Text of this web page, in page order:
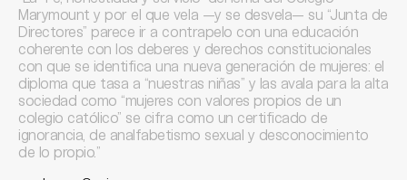
Marymount y por el que vela —y se desvela— su “Junta de
Directores” parece ir a contrapelo con una educación
coherente con los deberes y derechos constitucionales
con que se identifica una nueva generación de mujeres: el
diploma que tasa a “nuestras niñas” y las avala para la alta
sociedad como “mujeres con valores propios de un
colegio católico” se cifra como un certificado de
ignorancia, de analfabetismo sexual y desconocimiento
de lo propio.”